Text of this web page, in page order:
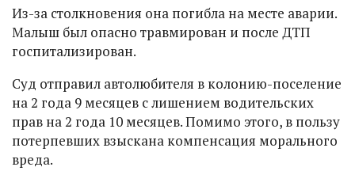
Из-за столкновения она погибла на месте аварии.
Малыш был опасно травмирован и после ДТП
госпитализирован.
Суд отправил автолюбителя в колонию-поселение
на 2 года 9 месяцев с лишением водительских
прав на 2 года 10 месяцев. Помимо этого, в пользу
потерпевших взыскана компенсация морального
вреда.